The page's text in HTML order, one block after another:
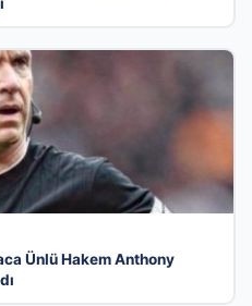
Ünlü Hakem Anthony